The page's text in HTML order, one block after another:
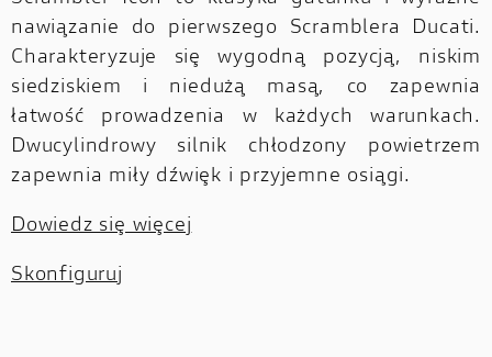
nawiązanie do pierwszego Scramblera Ducati.
Charakteryzuje się wygodną pozycją, niskim
siedziskiem i niedużą masą, co zapewnia
łatwość prowadzenia w każdych warunkach.
Dwucylindrowy silnik chłodzony powietrzem
zapewnia miły dźwięk i przyjemne osiągi.
Dowiedz się więcej
Skonfiguruj